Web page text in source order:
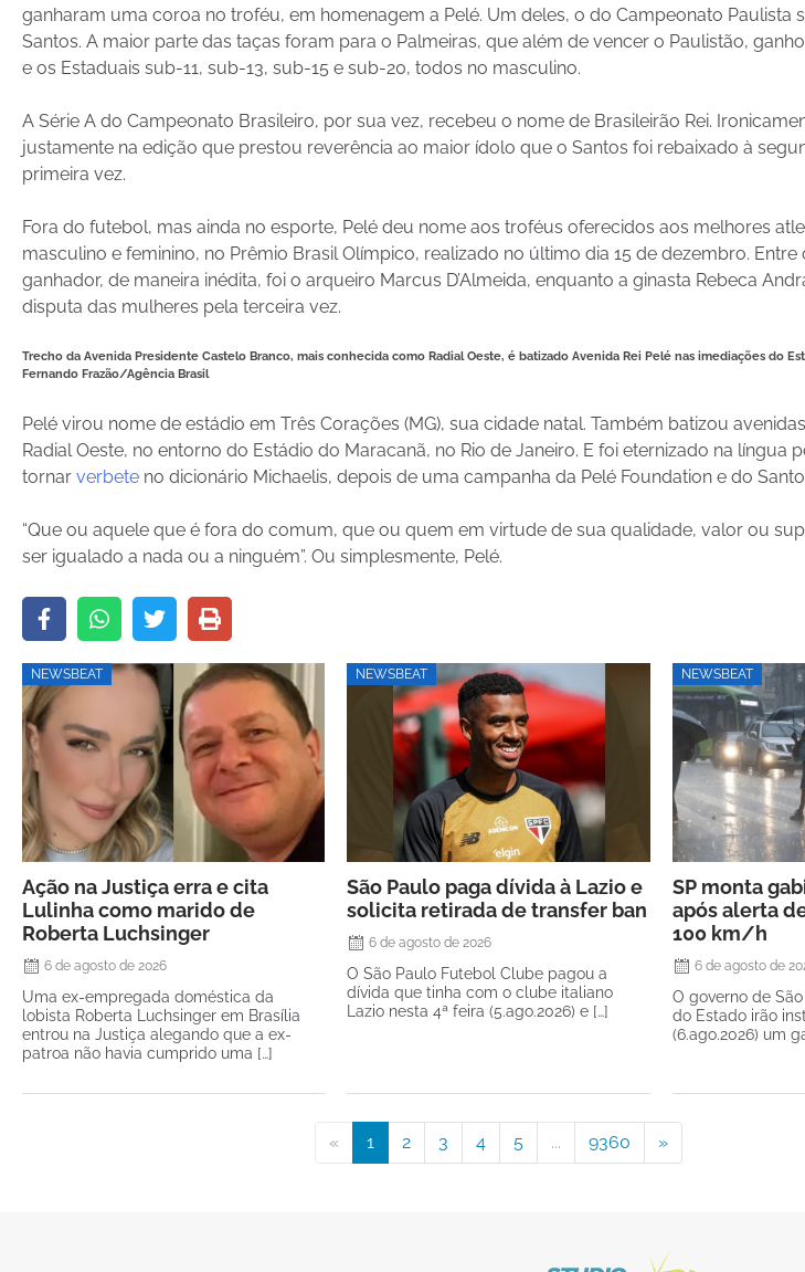
ganharam uma coroa no troféu, em homenagem a Pelé. Um deles, o do Campeonato Paulista
Santos. A maior parte das taças foram para o Palmeiras, que além de vencer o Paulistão,
e os Estaduais sub-11, sub-13, sub-15 e sub-20, todos no masculino.
A Série A do Campeonato Brasileiro, por sua vez, recebeu o nome de Brasileirão Rei.
justamente na edição que prestou reverência ao maior ídolo que o Santos foi rebaixado à
primeira vez.
Fora do futebol, mas ainda no esporte, Pelé deu nome aos troféus oferecidos aos melhores
masculino e feminino, no Prêmio Brasil Olímpico, realizado no último dia 15 de dezembro. Entre
ganhador, de maneira inédita, foi o arqueiro Marcus D’Almeida, enquanto a ginasta Rebeca
disputa das mulheres pela terceira vez.
Trecho da Avenida Presidente Castelo Branco, mais conhecida como Radial Oeste, é batizado Avenida Rei Pelé nas imediações do
Fernando Frazão/Agência Brasil
Pelé virou nome de estádio em Três Corações (MG), sua cidade natal. Também batizou
Radial Oeste, no entorno do Estádio do Maracanã, no Rio de Janeiro. E foi eternizado na língua
tornar verbete no dicionário Michaelis, depois de uma campanha da Pelé Foundation e do
“Que ou aquele que é fora do comum, que ou quem em virtude de sua qualidade, valor ou
ser igualado a nada ou a ninguém”. Ou simplesmente, Pelé.
NEWSBEAT
Ação na Justiça erra e cita
Lulinha como marido de
Roberta Luchsinger
6 de agosto de 2026
Uma ex-empregada doméstica da
lobista Roberta Luchsinger em Brasília
entrou na Justiça alegando que a ex-
patroa não havia cumprido uma […]
NEWSBEAT
São Paulo paga dívida à Lazio e
solicita retirada de transfer ban
6 de agosto de 2026
O São Paulo Futebol Clube pagou a
dívida que tinha com o clube italiano
Lazio nesta 4ª feira (5.ago.2026) e […]
NEWSBEAT
SP monta
após alerta
100 km/h
6 de agosto de
O governo de
do Estado irão
(6.ago.2026) um
« 1 2 3 4 5 ... 9360 »